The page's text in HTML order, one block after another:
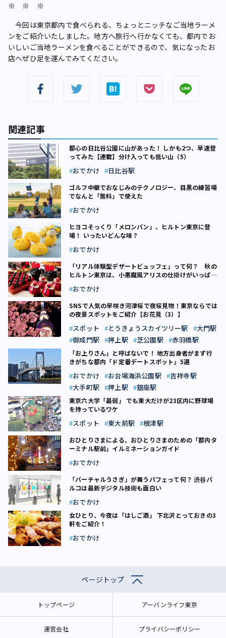
※ ※ ※
今回は東京都内で食べられる、ちょっとニッチなご当地ラーメ
ンをご紹介いたしました。地方へ旅行へ行かなくても、都内でお
いしいご当地ラーメンを食べることができるので、気になったお
店へぜひ足を運んでみてください。
関連記事
都心の日比谷公園に山があった！ しかも2つ、早速登
ってみた【連載】分け入っても低い山（5）
おでかけ 日比谷駅
ゴルフ中継でおなじみのテクノロジー、目黒の練習場
でなんと「無料」で使えた
おでかけ
ヒヨコそっくり「メロンパン」、ヒルトン東京に登
場！ いったいどんな味？
おでかけ
「リアル体験型デザートビュッフェ」って何？ 秋の
ヒルトン東京は、小悪魔風アリスの仕掛けがいっぱ
おでかけ
SNSで人気の早咲き河津桜で夜桜見物！東京ならでは
の夜景スポットをご紹介【お花見（3）】
スポット とうきょうスカイツリー駅
大門駅
御成門駅
押上駅 芝公園駅 赤羽橋駅
「お上りさん」と呼ばないで！ 地方出身者がまず行
きがちな都内「ド定番デートスポット」5選
おでかけ お台場海浜公園駅
吉祥寺駅
大手町駅
押上駅 銀座駅
東京六大学「最弱」 でも東大だけが23区内に野球場
を持っているワケ
スポット 東大前駅 根津駅
おひとりさまによる、おひとりさまのための「都内タ
ーミナル駅前」イルミネーションガイド
おでかけ
「バーチャルうさぎ」が舞うパフェって何？ 渋谷パ
ルコは最新デジタル技術も面白い
おでかけ
女ひとり、今夜は「はしご酒」 下北沢とっておきの3
軒をご紹介！
おでかけ
ページトップ
トップページ アーバンライフ東京
運営会社 プライバシーポリシー